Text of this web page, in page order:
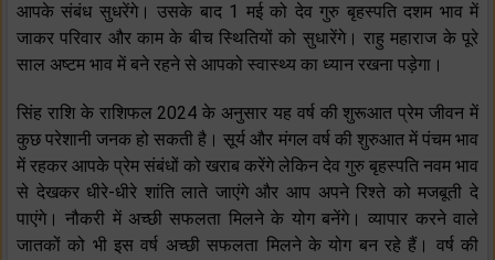
आपके संबंध सुधरेंगे। उसके बाद 1 मई को देव गुरु बृहस्पति दशम भाव में
जाकर परिवार और काम के बीच स्थितियों को सुधारेंगे। राहु महाराज के पूरे
साल अष्टम भाव में बने रहने से आपको स्वास्थ्य का ध्यान रखना पड़ेगा।
सिंह राशि के राशिफल 2024 के अनुसार यह वर्ष की शुरूआत प्रेम जीवन में
कुछ परेशानी जनक हो सकती है। सूर्य और मंगल वर्ष की शुरुआत में पंचम भाव
में रहकर आपके प्रेम संबंधों को खराब करेंगे लेकिन देव गुरु बृहस्पति नवम भाव
से देखकर धीरे-धीरे शांति लाते जाएंगे और आप अपने रिश्ते को मजबूती दे
पाएंगे। नौकरी में अच्छी सफलता मिलने के योग बनेंगे। व्यापार करने वाले
जातकों को भी इस वर्ष अच्छी सफलता मिलने के योग बन रहे हैं। वर्ष की